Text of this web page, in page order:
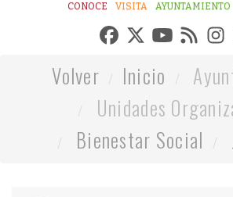
CONOCE VISITA AYUNTAMIENTO
Volver Inicio
Unidades
Bienestar Social